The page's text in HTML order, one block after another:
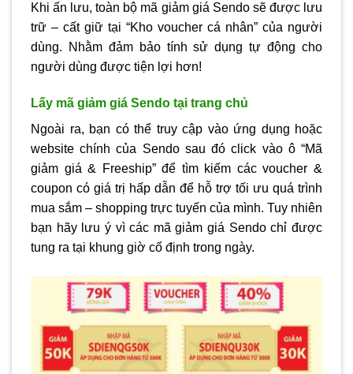
Khi ấn lưu, toàn bộ mã giảm giá Sendo sẽ được lưu
trữ – cất giữ tại “Kho voucher cá nhân” của người
dùng. Nhằm đảm bảo tính sử dụng tự động cho
người dùng được tiện lợi hơn!
Lấy mã giảm giá Sendo tại trang chủ
Ngoài ra, bạn có thể truy cập vào ứng dụng hoặc
website chính của Sendo sau đó click vào ô “Mã
giảm giá & Freeship” để tìm kiếm các voucher &
coupon có giá trị hấp dẫn để hỗ trợ tối ưu quá trình
mua sắm – shopping trực tuyến của mình. Tuy nhiên
bạn hãy lưu ý vì các mã giảm giá Sendo chỉ được
tung ra tại khung giờ cố định trong ngày.